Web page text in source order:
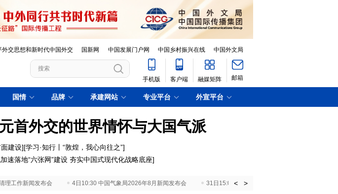
外交思想和新时代中国外交 国新网 中国发展门户网 中国乡村振兴在线 中国外文局
手机版 客户端 融媒矩阵 邮箱
国情 品牌 承建网站 专业平台 外宣平台
首外交的世界情怀与大国气派
建设][学习·知行丨“敦煌，我心向往之”]
速落地“六张网”建设 夯实中国式现代化战略底座]
理工作新闻发布会 4日10:30 中国气象局2026年8月新闻发布会 31日15:00 国新办就加快推动“十五五”时期退役
< >